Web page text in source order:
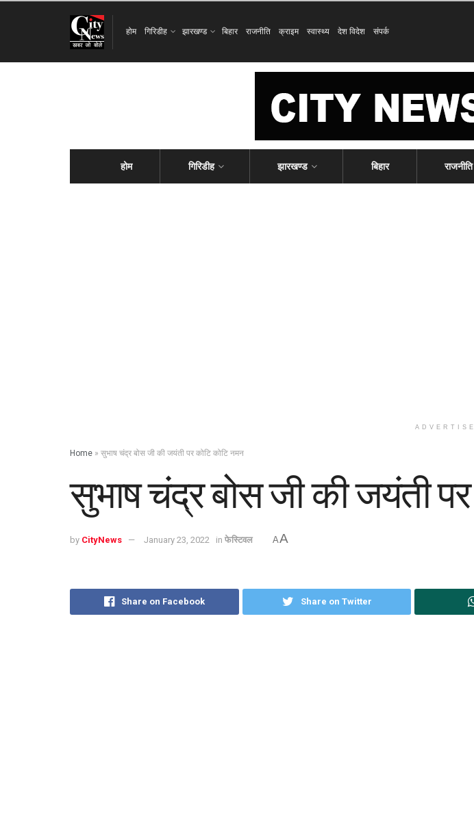
होम गिरिडीह झारखण्ड बिहार राजनीति क्राइम स्वास्थ्य देश विदेश संपर्क
होम गिरिडीह झारखण्ड बिहार राजनीति
Home » सुभाष चंद्र बोस जी की जयंती पर कोटि कोटि नमन
सुभाष चंद्र बोस जी की जयंती
by CityNews January 23, 2022 in फेस्टिवल AA
Share on Facebook Share on Twitter